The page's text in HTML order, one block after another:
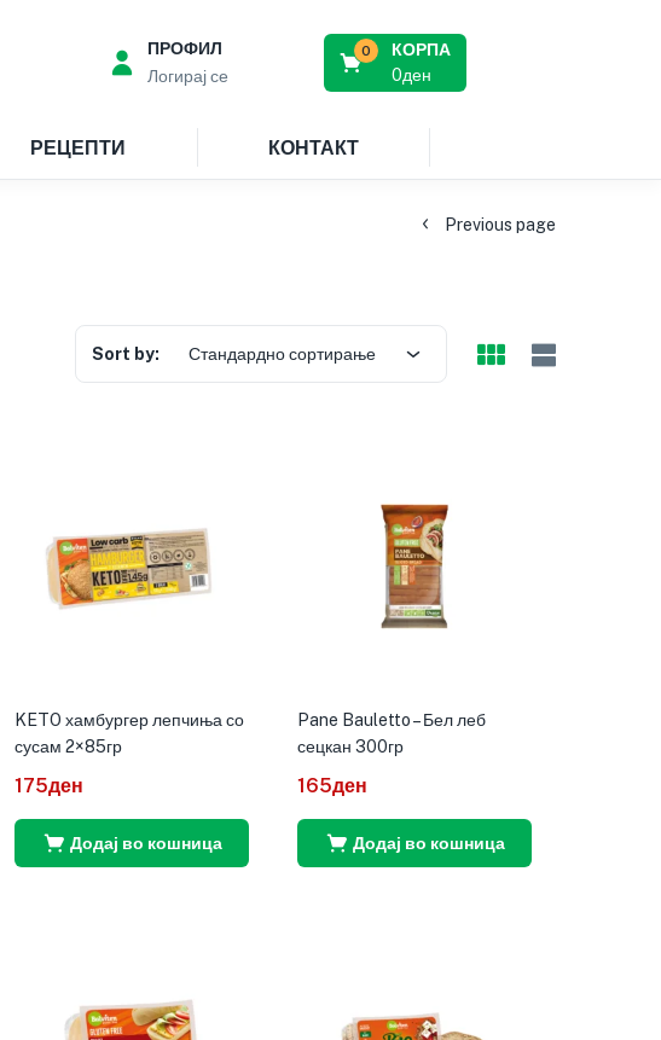
ПРОФИЛ
Логирај се
КОРПА
0
0ден
РЕЦЕПТИ КОНТАКТ
Previous page
Sort by: Стандардно сортирање
KETO хамбургер лепчиња со
сусам 2×85гр
175ден
Додај во кошница
Pane Bauletto – Бел леб
сецкан 300гр
165ден
Додај во кошница